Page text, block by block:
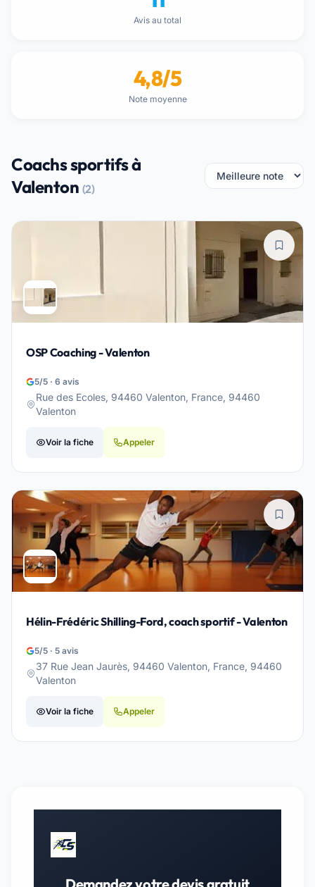
Avis au total
4,8/5
Note moyenne
Coachs sportifs à
Valenton (2)
OSP Coaching - Valenton
5/5 · 6 avis
Rue des Ecoles, 94460 Valenton, France, 94460
Valenton
Voir la fiche Appeler
Hélin-Frédéric Shilling-Ford, coach sportif - Valenton
5/5 · 5 avis
37 Rue Jean Jaurès, 94460 Valenton, France, 94460
Valenton
Voir la fiche Appeler